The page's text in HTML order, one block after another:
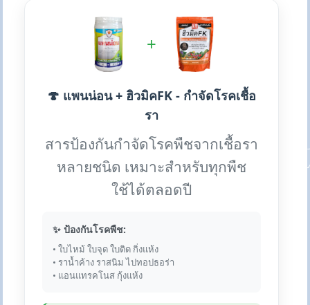
+
🍄 แพนน่อน + ฮิวมิคFK - กำจัดโรคเชื้อ
รา
สารป้องกันกำจัดโรคพืชจากเชื้อรา
หลายชนิด เหมาะสำหรับทุกพืช
ใช้ได้ตลอดปี
✨ ป้องกันโรคพืช:
• ใบไหม้ ใบจุด ใบติด กิ่งแห้ง
• ราน้ำค้าง ราสนิม ไปทอปธอร่า
• แอนแทรคโนส กุ้งแห้ง